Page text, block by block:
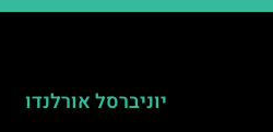
יוניברסל אורלנדו